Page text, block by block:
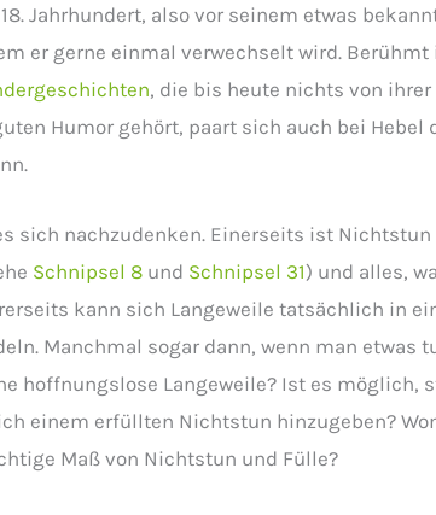
Jahrhundert, also vor seinem etwas
er gerne einmal verwechselt wird.
, die bis heute nichts von
Humor gehört, paart sich auch bei Hebel
sich nachzudenken. Einerseits ist
Schnipsel 8 und Schnipsel 31) und alles,
kann sich Langeweile tatsächlich in
Manchmal sogar dann, wenn man etwas
hoffnungslose Langeweile? Ist es möglich,
einem erfüllten Nichtstun hinzugeben?
Maß von Nichtstun und Fülle?